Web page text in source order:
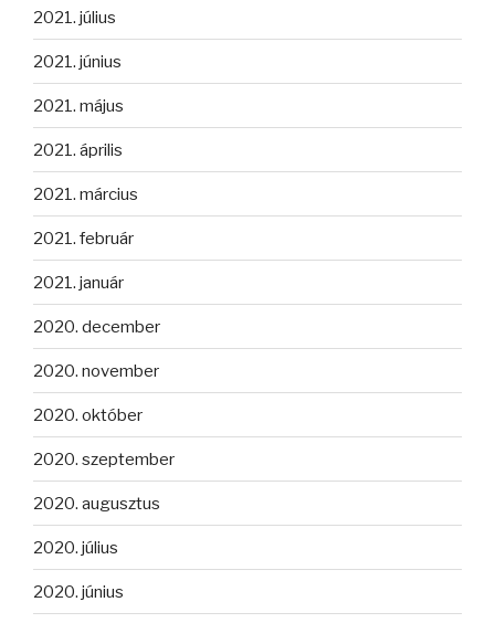
2021. július
2021. június
2021. május
2021. április
2021. március
2021. február
2021. január
2020. december
2020. november
2020. október
2020. szeptember
2020. augusztus
2020. július
2020. június